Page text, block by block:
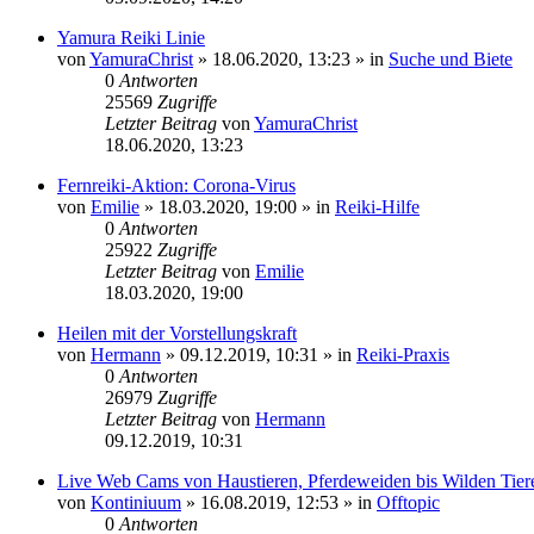
Yamura Reiki Linie
von YamuraChrist » 18.06.2020, 13:23 » in Suche und Biete
0 Antworten
25569 Zugriffe
Letzter Beitrag von YamuraChrist
18.06.2020, 13:23
Fernreiki-Aktion: Corona-Virus
von Emilie » 18.03.2020, 19:00 » in Reiki-Hilfe
0 Antworten
25922 Zugriffe
Letzter Beitrag von Emilie
18.03.2020, 19:00
Heilen mit der Vorstellungskraft
von Hermann » 09.12.2019, 10:31 » in Reiki-Praxis
0 Antworten
26979 Zugriffe
Letzter Beitrag von Hermann
09.12.2019, 10:31
Live Web Cams von Haustieren, Pferdeweiden bis Wilden
von Kontiniuum » 16.08.2019, 12:53 » in Offtopic
0 Antworten